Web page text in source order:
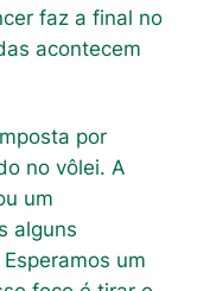
faz a final no
acontecem
por
no vôlei. A
um
alguns
um